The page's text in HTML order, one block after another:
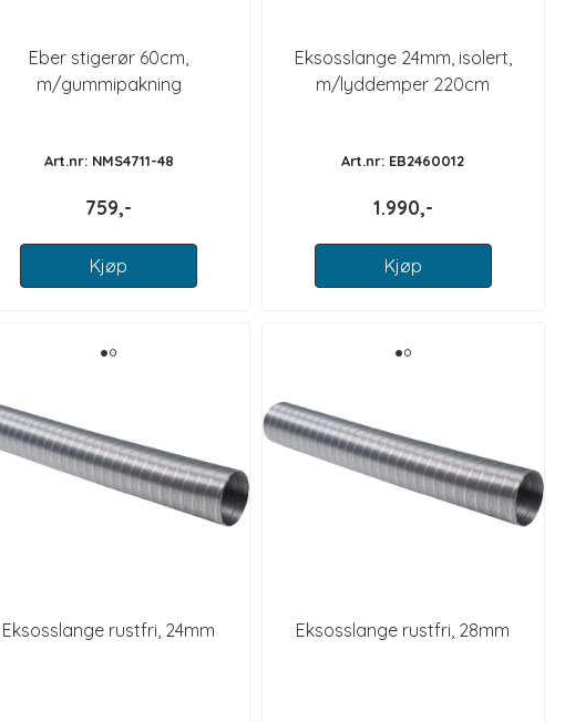
Eber stigerør 60cm,
m/gummipakning
Art.nr: NMS4711-48
759,-
Kjøp
Eksosslange 24mm, isolert,
m/lyddemper 220cm
Art.nr: EB2460012
1.990,-
Kjøp
Eksosslange rustfri, 24mm Eksosslange rustfri, 28mm